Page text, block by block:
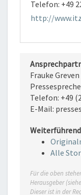
Telefon: +49
http://
Frauke Greven
Telefon: +49
E-Mail:
Alle
Für die oben
Herausgeber
Dieser ist in der